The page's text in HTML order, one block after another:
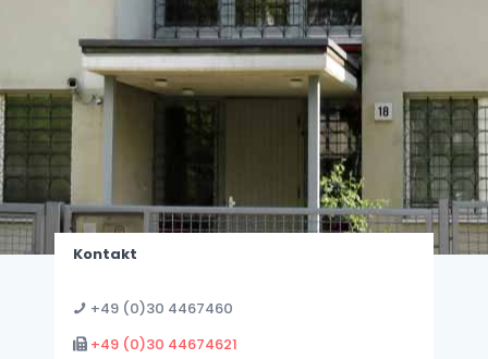
Kontakt
+49 (0)30 4467460
+49 (0)30 44674621